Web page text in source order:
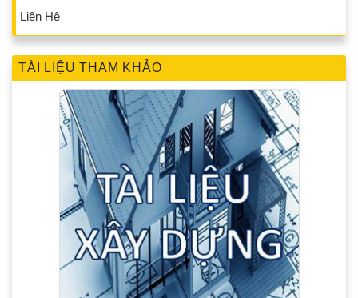
Liên Hệ
TÀI LIỆU THAM KHẢO